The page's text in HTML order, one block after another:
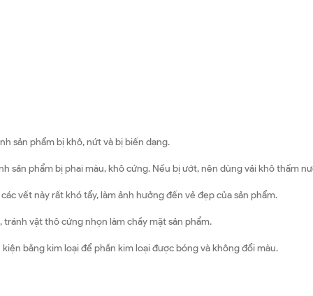
sản phẩm bị khô, nứt và bị biến dạng.
sản phẩm bị phai màu, khô cứng. Nếu bị ướt, nên dùng vải khô thấm
vết này rất khó tẩy, làm ảnh hưởng đến vẻ đẹp của sản phẩm.
vật thô cứng nhọn làm chầy mặt sản phẩm.
bằng kim loại để phần kim loại được bóng và không đổi màu.